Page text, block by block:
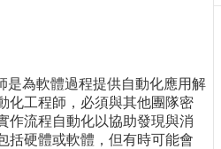
是為軟體過程提供自動化應用解
化工程師，必須與其他團隊密
作流程自動化以協助發現與消
括硬體或軟體，但有時可能會